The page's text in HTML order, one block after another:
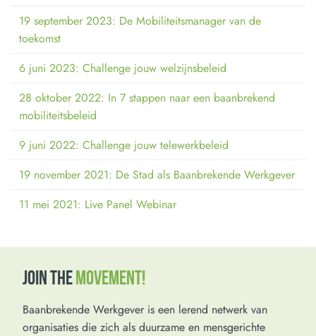
19 september 2023: De Mobiliteitsmanager van de
toekomst
6 juni 2023: Challenge jouw welzijnsbeleid
28 oktober 2022: In 7 stappen naar een baanbrekend
mobiliteitsbeleid
9 juni 2022: Challenge jouw telewerkbeleid
19 november 2021: De Stad als Baanbrekende Werkgever
11 mei 2021: Live Panel Webinar
JOIN THEMOVEMENT!
Baanbrekende Werkgever is een lerend netwerk van
organisaties die zich als duurzame en mensgerichte